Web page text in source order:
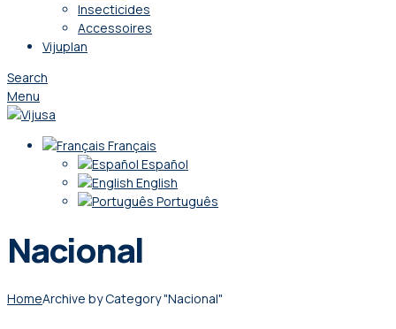
Insecticides
Accessoires
Vijuplan
Search
Menu
Français
Español
English
Português
Nacional
HomeArchive by Category "Nacional"